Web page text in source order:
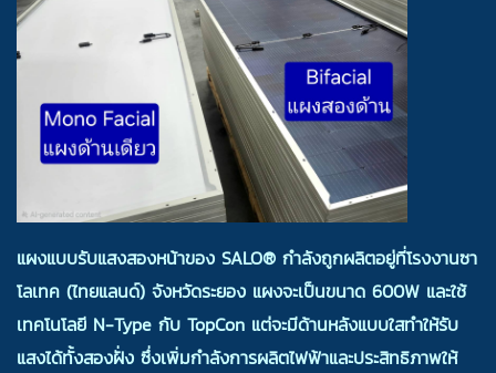
แผงแบบรับแสงสองหน้าของ SALO® กำลังถูกผลิตอยู่ที่โรงงานซา
โลเทค (ไทยแลนด์) จังหวัดระยอง แผงจะเป็นขนาด 600W และใช้
เทคโนโลยี N-Type กับ TopCon แต่จะมีด้านหลังแบบใสทำให้รับ
แสงได้ทั้งสองฝั่ง ซึ่งเพิ่มกำลังการผลิตไฟฟ้าและประสิทธิภาพให้